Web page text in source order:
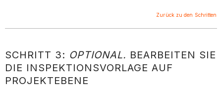
Zurück zu den Schritten
SCHRITT 3: OPTIONAL. BEARBEITEN SIE
DIE INSPEKTIONSVORLAGE AUF
PROJEKTEBENE